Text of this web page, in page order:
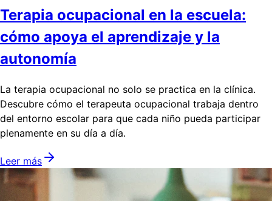
Terapia ocupacional en la escuela:
cómo apoya el aprendizaje y la
autonomía
La terapia ocupacional no solo se practica en la clínica.
Descubre cómo el terapeuta ocupacional trabaja dentro
del entorno escolar para que cada niño pueda participar
plenamente en su día a día.
Leer más